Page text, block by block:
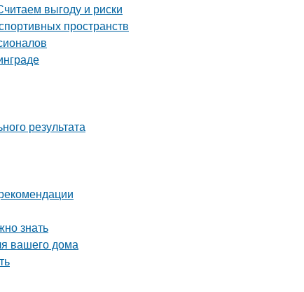
выгоду и риски
пространств
результата
знать
вашего дома